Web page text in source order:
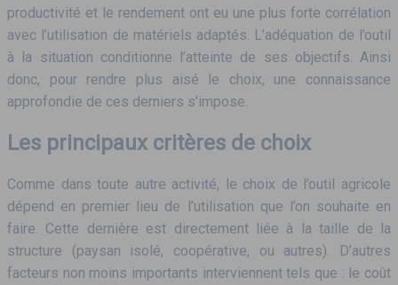
productivité et le rendement ont eu une plus forte corrélation
avec l’utilisation de matériels adaptés. L’adéquation de l’outil
à la situation conditionne l’atteinte de ses objectifs. Ainsi
donc, pour rendre plus aisé le choix, une connaissance
approfondie de ces derniers s’impose.
Les principaux critères de choix
Comme dans toute autre activité, le choix de l’outil agricole
dépend en premier lieu de l’utilisation que l’on souhaite en
faire. Cette dernière est directement liée à la taille de la
structure (paysan isolé, coopérative, ou autres). D’autres
facteurs non moins importants interviennent tels que : le coût